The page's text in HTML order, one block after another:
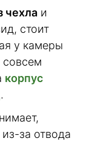
чехла и
стоит
у камеры
совсем
корпус
.
за отвода